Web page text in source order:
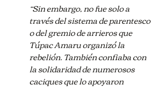
“Sin embargo, no fue solo a
través del sistema de parentesco
o del gremio de arrieros que
Túpac Amaru organizó la
rebelión. También confiaba con
la solidaridad de numerosos
caciques que lo apoyaron